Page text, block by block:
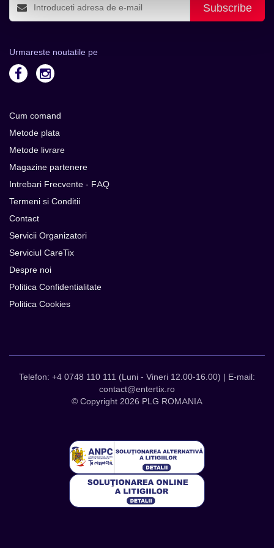
Subscribe
Urmareste noutatile pe
Cum comand
Metode plata
Metode livrare
Magazine partenere
Intrebari Frecvente - FAQ
Termeni si Conditii
Contact
Servicii Organizatori
Serviciul CareTix
Despre noi
Politica Confidentialitate
Politica Cookies
Telefon: +4 0748 110 111 (Luni - Vineri 12.00-16.00) | E-mail:
contact@entertix.ro
© Copyright 2026 PLG ROMANIA